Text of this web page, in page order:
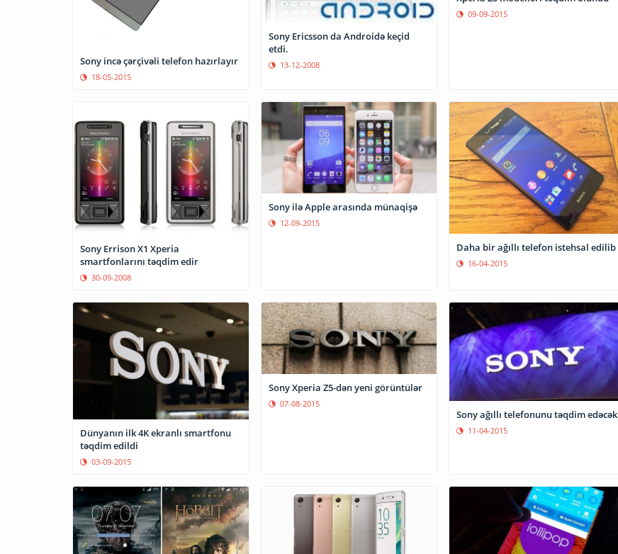
Sony incə çərçivəli telefon hazırlayır
18-05-2015
Sony Ericsson da Androidə keçid
etdi.
13-12-2008
09-09-2015
Sony Errison X1 Xperia
smartfonlarını təqdim edir
30-09-2008
Sony ilə Apple arasında münaqişə
12-09-2015
Daha bir ağıllı telefon istehsal edilib
16-04-2015
Dünyanın ilk 4K ekranlı smartfonu
təqdim edildi
03-09-2015
Sony Xperia Z5-dən yeni görüntülər
07-08-2015
Sony ağıllı telefonunu təqdim edəcək
11-04-2015